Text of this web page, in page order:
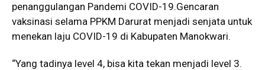
penanggulangan Pandemi COVID-19.Gencaran
vaksinasi selama PPKM Darurat menjadi senjata untuk
menekan laju COVID-19 di Kabupaten Manokwari.
“Yang tadinya level 4, bisa kita tekan menjadi level 3.